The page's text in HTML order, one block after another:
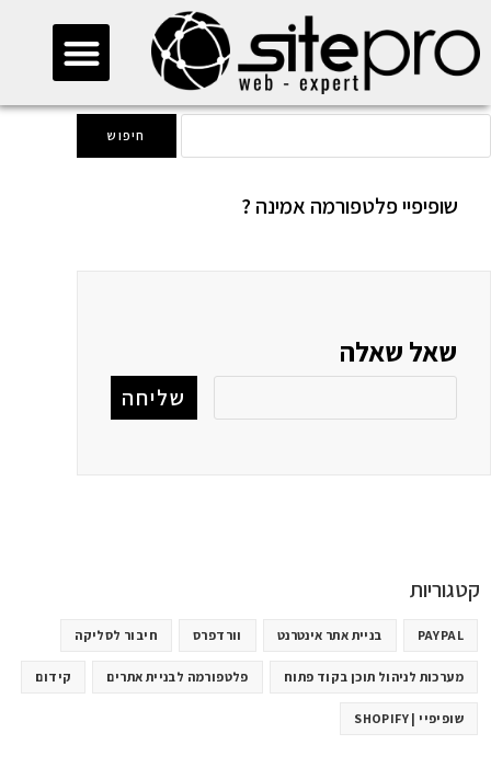
> שאלות ותשובות > פלטפורמה לבניית אתרים
שופיפיי פלטפורמה אמינה ?
שאל שאלה
שליחה
קטגוריות
PAYPAL בניית אתר אינטרנט וורדפרס חיבור לסליקה
מערכות לניהול תוכן בקוד פתוח פלטפורמה לבניית אתרים קידום
שופיפיי | SHOPIFY